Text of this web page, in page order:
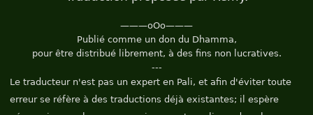
———oOo———
Publié comme un don du Dhamma,
pour être distribué librement, à des fins non lucratives.
---
Le traducteur n'est pas un expert en Pali, et afin d'éviter toute
erreur se réfère à des traductions déjà existantes; il espère